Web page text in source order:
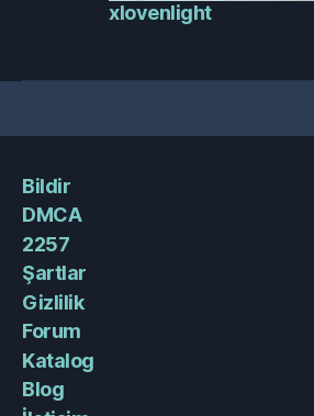
xlovenlight
Bildir
DMCA
2257
Şartlar
Gizlilik
Forum
Katalog
Blog